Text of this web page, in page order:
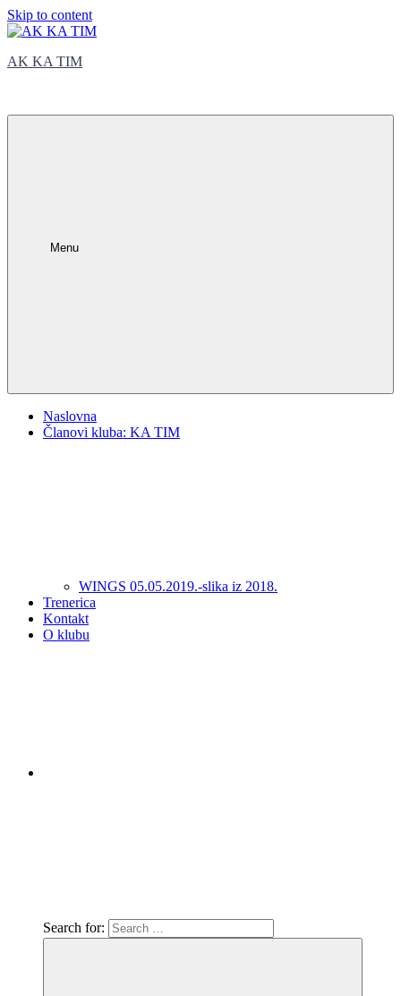
Skip to content
AK KA TIM
Menu
Naslovna
Članovi kluba: KA TIM
WINGS 05.05.2019.-slika iz 2018.
Trenerica
Kontakt
O klubu
Search for: